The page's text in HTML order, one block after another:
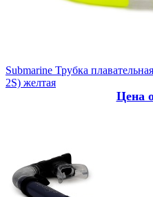
Submarine Трубка
2S) желтая
Цена